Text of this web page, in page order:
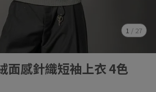
1 / 27
面感針織短袖上衣 4色